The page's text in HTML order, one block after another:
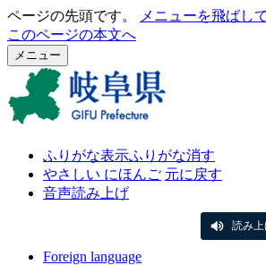
ページの先頭です。
メニューを飛ばし
このページの本文へ
メニュー
ふりがな表示ふりがな消す
やさしい にほんご 元に戻す
音声読み上げ
読み
Foreign language